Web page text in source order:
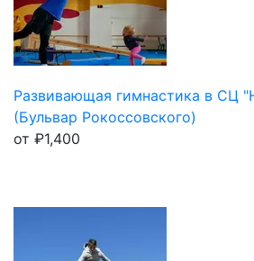
Развивающая гимнастика в СЦ
(Бульвар Рокоссовского)
от ₽1,400